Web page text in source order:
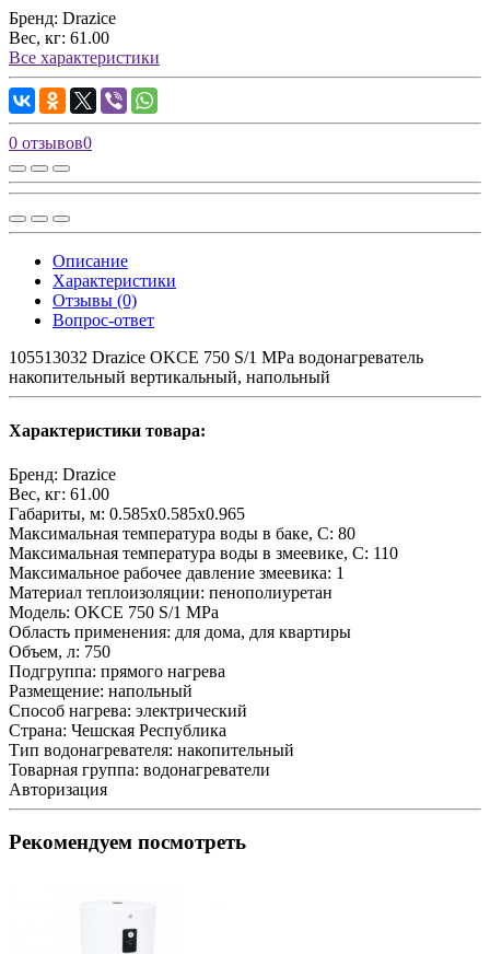
Бренд: Drazice
Вес, кг: 61.00
Все характеристики
0 отзывов0
Описание
Характеристики
Отзывы (0)
Вопрос-ответ
105513032 Drazice OKCE 750 S/1 MPa водонагреватель
накопительный вертикальный, напольный
Характеристики товара:
Бренд: Drazice
Вес, кг: 61.00
Габариты, м: 0.585x0.585x0.965
Максимальная температура воды в баке, С: 80
Максимальная температура воды в змеевике, С: 110
Максимальное рабочее давление змеевика: 1
Материал теплоизоляции: пенополиуретан
Модель: OKCE 750 S/1 MPa
Область применения: для дома, для квартиры
Объем, л: 750
Подгруппа: прямого нагрева
Размещение: напольный
Способ нагрева: электрический
Страна: Чешская Республика
Тип водонагревателя: накопительный
Товарная группа: водонагреватели
Авторизация
Рекомендуем посмотреть